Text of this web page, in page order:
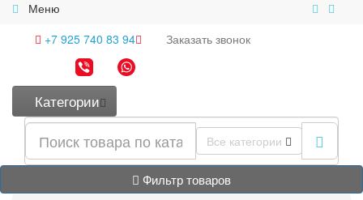
Меню
+7 925 740 83 94
Заказать звонок
Категории
Все категории
Фильтр товаров